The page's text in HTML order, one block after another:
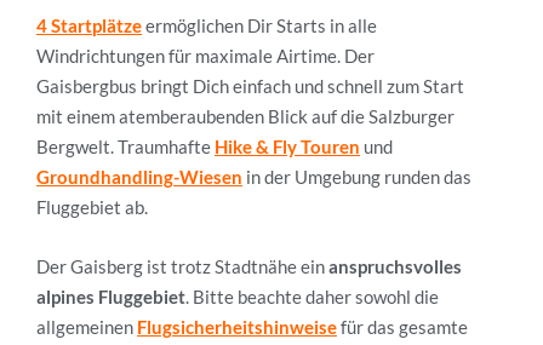
4 Startplätzeermöglichen Dir Starts in alle
Windrichtungen für maximale Airtime. Der
Gaisbergbus bringt Dich einfach und schnell zum Start
mit einem atemberaubenden Blick auf die Salzburger
Bergwelt. Traumhafte Hike & Fly Touren und
Groundhandling-Wiesen in der Umgebung runden das
Fluggebiet ab.
Der Gaisberg ist trotz Stadtnähe einanspruchsvolles
alpines Fluggebiet. Bitte beachte daher sowohl die
allgemeinen Flugsicherheitshinweisefür das gesamte